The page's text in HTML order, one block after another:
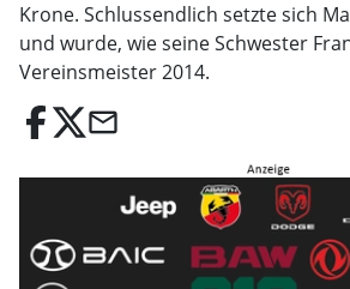
Krone. Schlussendlich setzte sich
und wurde, wie seine Schwester
Vereinsmeister 2014.
email